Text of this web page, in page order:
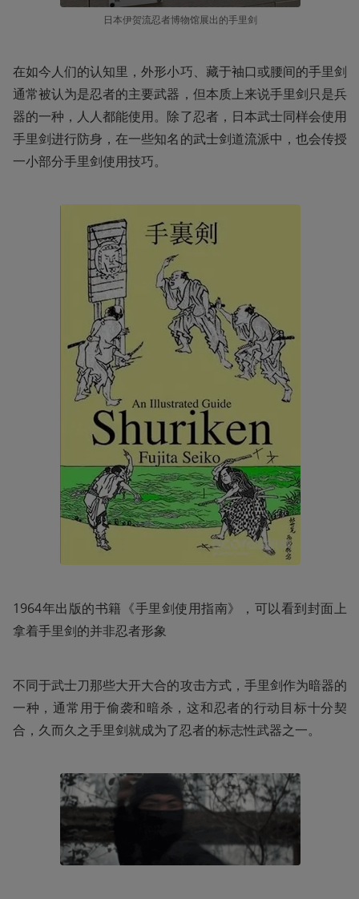
日本伊贺流忍者博物馆展出的手里剑
在如今人们的认知里，外形小巧、藏于袖口或腰间的手里剑
通常被认为是忍者的主要武器，但本质上来说手里剑只是兵
器的一种，人人都能使用。除了忍者，日本武士同样会使用
手里剑进行防身，在一些知名的武士剑道流派中，也会传授
一小部分手里剑使用技巧。
1964年出版的书籍《手里剑使用指南》，可以看到封面上
拿着手里剑的并非忍者形象
不同于武士刀那些大开大合的攻击方式，手里剑作为暗器的
一种，通常用于偷袭和暗杀，这和忍者的行动目标十分契
合，久而久之手里剑就成为了忍者的标志性武器之一。